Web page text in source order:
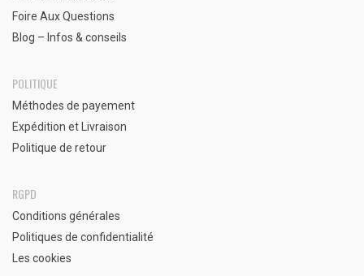
Foire Aux Questions
Blog – Infos & conseils
POLITIQUE
Méthodes de payement
Expédition et Livraison
Politique de retour
RGPD
Conditions générales
Politiques de confidentialité
Les cookies